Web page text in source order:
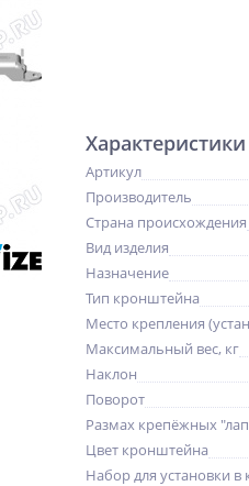
Характеристики
Артикул
Производитель
Страна происхождения
Вид изделия
Назначение
Тип кронштейна
Место крепления
Максимальный вес, кг
Наклон
Поворот
Размах крепёжных
Цвет кронштейна
Набор для установки в